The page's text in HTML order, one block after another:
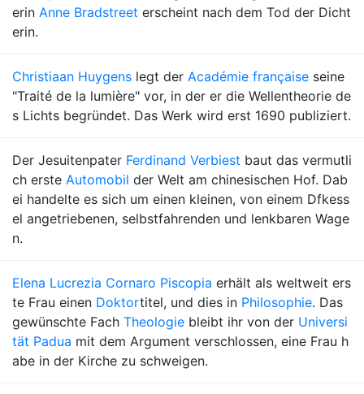
erin Anne Bradstreet erscheint nach dem Tod der Dicht
erin.
Christiaan Huygens legt der Académie française seine
"Traité de la lumière" vor, in der er die Wellentheorie de
s Lichts begründet. Das Werk wird erst 1690 publiziert.
Der Jesuitenpater Ferdinand Verbiest baut das vermutli
ch erste Automobil der Welt am chinesischen Hof. Dab
ei handelte es sich um einen kleinen, von einem Dfkess
el angetriebenen, selbstfahrenden und lenkbaren Wage
n.
Elena Lucrezia Cornaro Piscopia erhält als weltweit ers
te Frau einen Doktortitel, und dies in Philosophie. Das
gewünschte Fach Theologie bleibt ihr von der Universi
tät Padua mit dem Argument verschlossen, eine Frau h
abe in der Kirche zu schweigen.